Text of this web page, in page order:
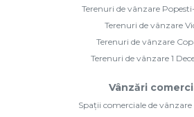
Terenuri de vânzare
Terenuri de vânzare
Terenuri de vânzare
Terenuri de vânzare 1
Vânzări
Spații comerciale de